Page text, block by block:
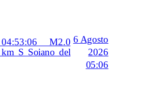
M2.0
km S Soiano del
6 Agosto
2026
05:06